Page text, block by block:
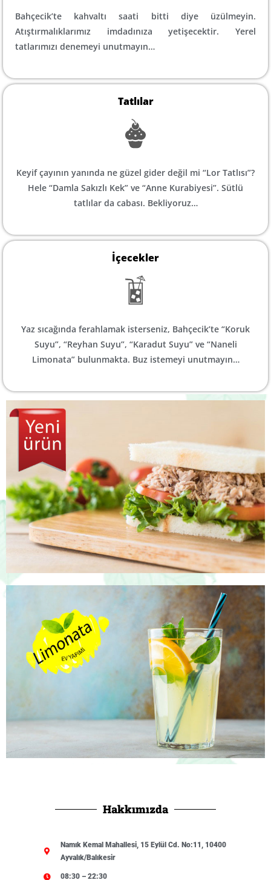
Bahçecik’te kahvaltı saati bitti diye üzülmeyin.
Atıştırmalıklarımız imdadınıza yetişecektir. Yerel
tatlarımızı denemeyi unutmayın…
Tatlılar
Keyif çayının yanında ne güzel gider değil mi “Lor Tatlısı”?
Hele “Damla Sakızlı Kek” ve “Anne Kurabiyesi”. Sütlü
tatlılar da cabası. Bekliyoruz…
İçecekler
Yaz sıcağında ferahlamak isterseniz, Bahçecik’te “Koruk
Suyu”, “Reyhan Suyu”, “Karadut Suyu” ve “Naneli
Limonata” bulunmakta. Buz istemeyi unutmayın…
Hakkımızda
Namık Kemal Mahallesi, 15 Eylül Cd. No:11, 10400
Ayvalık/Balıkesir
08:30 – 22:30